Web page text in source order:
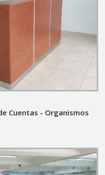
Cuentas - Organismos